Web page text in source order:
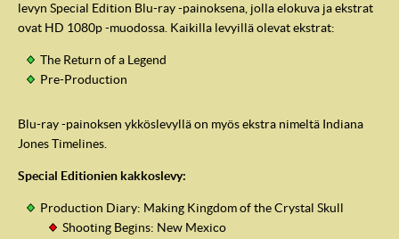
levyn Special Edition Blu-ray -painoksena, jolla elokuva ja ekstrat
ovat HD 1080p -muodossa. Kaikilla levyillä olevat ekstrat:
The Return of a Legend
Pre-Production
Blu-ray -painoksen ykköslevyllä on myös ekstra nimeltä Indiana
Jones Timelines.
Special Editionien kakkoslevy:
Production Diary: Making Kingdom of the Crystal Skull
Shooting Begins: New Mexico